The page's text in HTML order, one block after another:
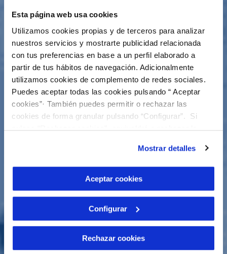
Esta página web usa cookies
Utilizamos cookies propias y de terceros para analizar
nuestros servicios y mostrarte publicidad relacionada
con tus preferencias en base a un perfil elaborado a
partir de tus hábitos de navegación. Adicionalmente
utilizamos cookies de complemento de redes sociales.
Puedes aceptar todas las cookies pulsando “ Aceptar
cookies”· También puedes permitir o rechazar las
cookies de forma granular pulsando “Configurar”. Si
pulsas “Rechazar cookies”, equivaldrá a rechazar la
son indispensables para que el sitio web funcione y que
por tanto no se pueden desactivar. Puedes consultar
más información en nuestraPolítica de Cookies
Mostrar detalles
Aceptar cookies
Configurar
Rechazar cookies